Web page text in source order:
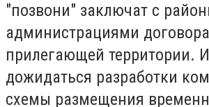
"позвони" заключат с
администрациями
прилегающей территории.
дожидаться разработки
схемы размещения